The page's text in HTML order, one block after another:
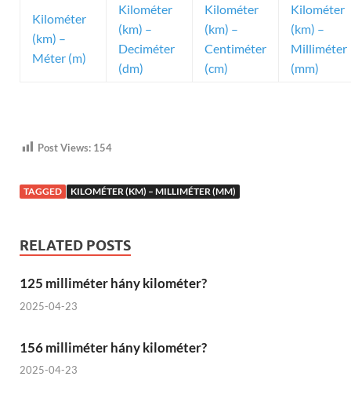
Kilométer
(km) –
Méter (m)
Kilométer
(km) –
Deciméter
(dm)
Kilométer
(km) –
Centiméter
(cm)
Kilométer
(km) –
Milliméter
(mm)
Post Views: 154
TAGGED KILOMÉTER (KM) – MILLIMÉTER (MM)
RELATED POSTS
125 milliméter hány kilométer?
2025-04-23
156 milliméter hány kilométer?
2025-04-23